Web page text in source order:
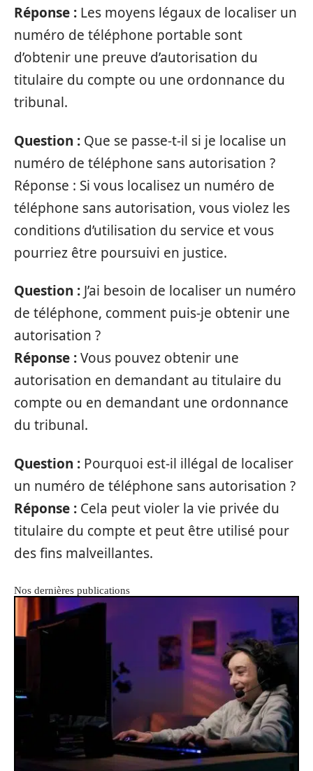
Réponse : Les moyens légaux de localiser un
numéro de téléphone portable sont
d’obtenir une preuve d’autorisation du
titulaire du compte ou une ordonnance du
tribunal.
Question : Que se passe-t-il si je localise un
numéro de téléphone sans autorisation ?
Réponse : Si vous localisez un numéro de
téléphone sans autorisation, vous violez les
conditions d’utilisation du service et vous
pourriez être poursuivi en justice.
Question : J’ai besoin de localiser un numéro
de téléphone, comment puis-je obtenir une
autorisation ?
Réponse :Vous pouvez obtenir une
autorisation en demandant au titulaire du
compte ou en demandant une ordonnance
du tribunal.
Question : Pourquoi est-il illégal de localiser
un numéro de téléphone sans autorisation ?
Réponse : Cela peut violer la vie privée du
titulaire du compte et peut être utilisé pour
des fins malveillantes.
Nos dernières publications